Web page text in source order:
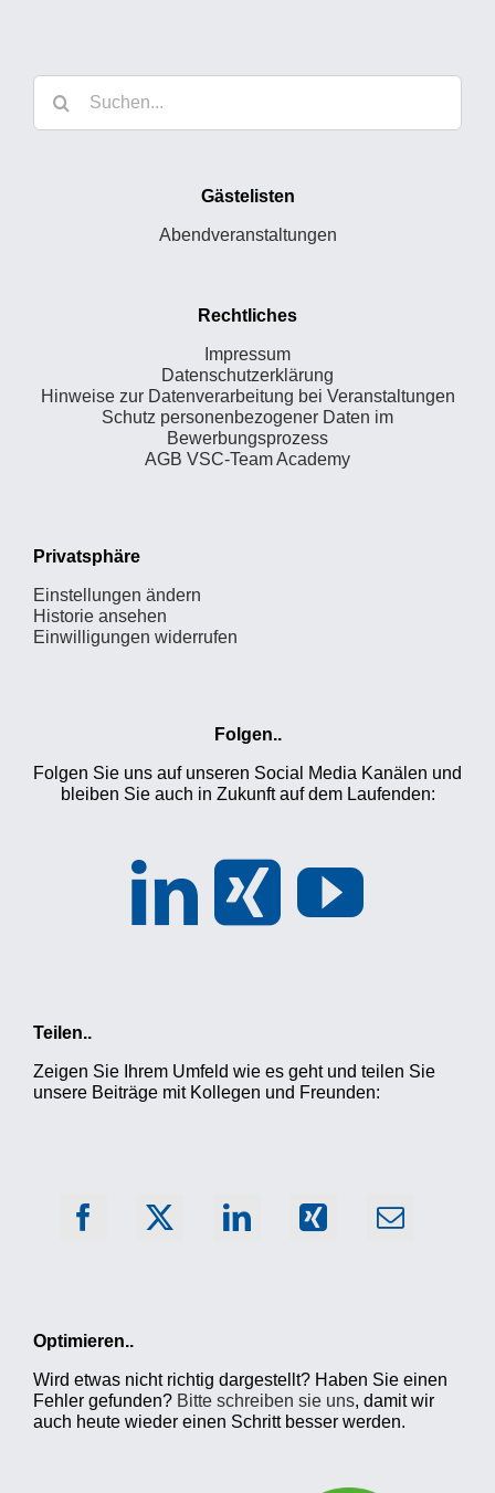
Suche
nach:
Gästelisten
Abendveranstaltungen
Rechtliches
Impressum
Datenschutzerklärung
Hinweise zur Datenverarbeitung bei Veranstaltungen
Schutz personenbezogener Daten im
Bewerbungsprozess
AGB VSC-Team Academy
Privatsphäre
Einstellungen ändern
Historie ansehen
Einwilligungen widerrufen
Folgen..
Folgen Sie uns auf unseren Social Media Kanälen und
bleiben Sie auch in Zukunft auf dem Laufenden:
Teilen..
Zeigen Sie Ihrem Umfeld wie es geht und teilen Sie
unsere Beiträge mit Kollegen und Freunden:
Optimieren..
Wird etwas nicht richtig dargestellt? Haben Sie einen
Fehler gefunden? Bitte schreiben sie uns, damit wir
auch heute wieder einen Schritt besser werden.